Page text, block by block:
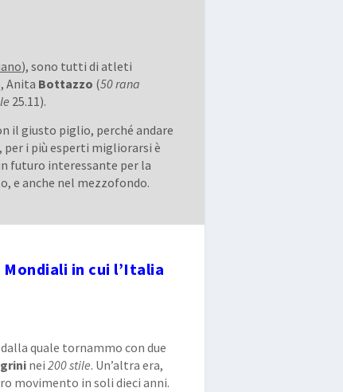
), sono tutti di atleti
Anita Bottazzo (50 rana
25.11).
il giusto piglio, perché andare
i più esperti migliorarsi è
futuro interessante per la
e anche nel mezzofondo.
in cui l’Italia
quale tornammo con due
nei200 stile. Un’altra era,
movimento in soli dieci anni.